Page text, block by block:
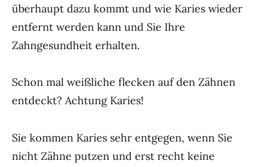
überhaupt dazu kommt und wie Karies wieder
entfernt werden kann und Sie Ihre
Zahngesundheit erhalten.
Schon mal weißliche flecken auf den Zähnen
entdeckt? Achtung Karies!
Sie kommen Karies sehr entgegen, wenn Sie
nicht Zähne putzen und erst recht keine